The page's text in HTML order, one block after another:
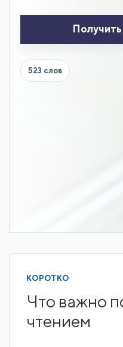
523 слов
КОРОТКО
Что важно
чтением